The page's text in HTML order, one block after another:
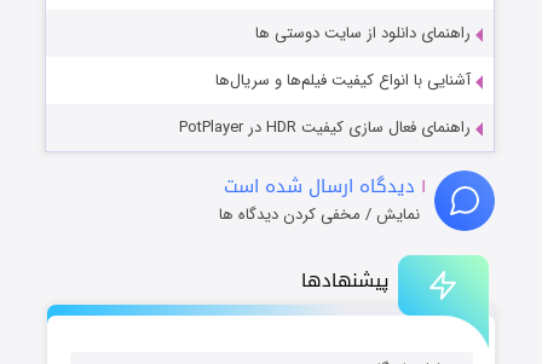
پیشنهادها
راهنمای دانلود از سایت دوستی ها
آشنایی با انواع کیفیت فیلم‌ها و سریال‌ها
راهنمای فعال سازی کیفیت HDR در PotPlayer
۱ دیدگاه ارسال شده است
نمایش / مخفی کردن دیدگاه ها